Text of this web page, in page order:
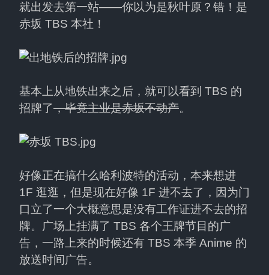
就出发去第一站——你以为是秋叶原？错！是
赤坂 TBS 本社！
基本上从地铁出来之后，就可以看到 TBS 的
招牌了，毕竟主业是赤坂不动产。
好像正在搞什么哈利波特的活动，本来想进
1F 逛逛，但是现在好像 1F 进不去了，因为门
口立了一个大概意思是没有工作证进不去的招
牌。广场上挂满了 TBS 各个王牌节目的广
告，一路上来的时候还有 TBS 本季 Anime 的
放送时间广告。